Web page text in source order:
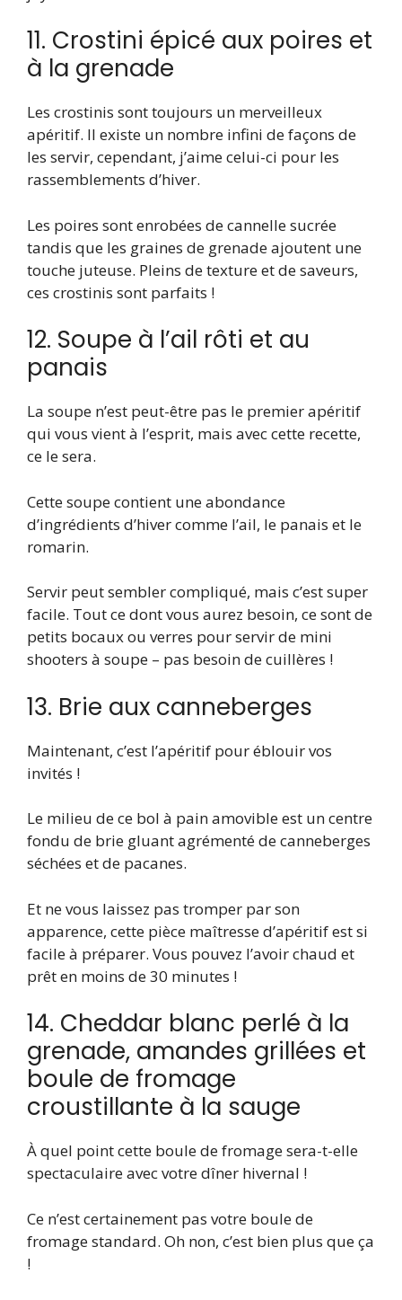
11. Crostini épicé aux poires et
à la grenade
Les crostinis sont toujours un merveilleux
apéritif. Il existe un nombre infini de façons de
les servir, cependant, j’aime celui-ci pour les
rassemblements d’hiver.
Les poires sont enrobées de cannelle sucrée
tandis que les graines de grenade ajoutent une
touche juteuse. Pleins de texture et de saveurs,
ces crostinis sont parfaits !
12. Soupe à l’ail rôti et au
panais
La soupe n’est peut-être pas le premier apéritif
qui vous vient à l’esprit, mais avec cette recette,
ce le sera.
Cette soupe contient une abondance
d’ingrédients d’hiver comme l’ail, le panais et le
romarin.
Servir peut sembler compliqué, mais c’est super
facile. Tout ce dont vous aurez besoin, ce sont de
petits bocaux ou verres pour servir de mini
shooters à soupe – pas besoin de cuillères !
13. Brie aux canneberges
Maintenant, c’est l’apéritif pour éblouir vos
invités !
Le milieu de ce bol à pain amovible est un centre
fondu de brie gluant agrémenté de canneberges
séchées et de pacanes.
Et ne vous laissez pas tromper par son
apparence, cette pièce maîtresse d’apéritif est si
facile à préparer. Vous pouvez l’avoir chaud et
prêt en moins de 30 minutes !
14. Cheddar blanc perlé à la
grenade, amandes grillées et
boule de fromage
croustillante à la sauge
À quel point cette boule de fromage sera-t-elle
spectaculaire avec votre dîner hivernal !
Ce n’est certainement pas votre boule de
fromage standard. Oh non, c’est bien plus que ça
!